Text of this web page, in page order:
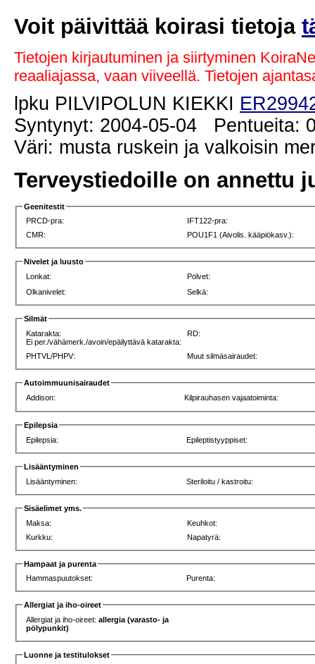
Voit päivittää koirasi tietoja
Tietojen kirjautuminen ja siirtyminen
reaaliajassa, vaan viiveellä. Tietojen
lpku PILVIPOLUN KIEKKI
Syntynyt: 2004-05-04
Väri: musta ruskein ja valkoisin
Terveystiedoille on annettu
Geenitestit
PRCD-pra:
IFT122-pra:
CMR:
POU1F1 (Aivolis. kääpiökasv.):
Nivelet ja luusto
Lonkat:
Polvet:
Olkanivelet:
Selkä:
Silmät
Katarakta:
Ei per./vähämerk./avoin/epäilyttävä katarakta:
RD:
PHTVL/PHPV: Muut silmäsairaudet:
Autoimmuunisairaudet
Addison:
Kilpirauhasen vajaatoiminta:
Epilepsia
Epilepsia:
Epileptistyyppiset:
Lisääntyminen
Lisääntyminen:
Steriloitu / kastroitu:
Sisäelimet yms.
Maksa:
Keuhkot:
Kurkku:
Napatyrä:
Hampaat ja purenta
Hammaspuutokset:
Purenta:
Allergiat ja iho-oireet
Allergiat ja iho-oireet:allergia (varasto- ja
pölypunkit)
Luonne ja testitulokset